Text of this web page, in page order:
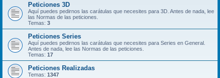
Peticiones 3D
Aquí puedes pedirnos las carátulas que necesites para 3D. Antes de nada, lee
las Normas de las peticiones.
Temas: 3
Peticiones Series
Aquí puedes pedirnos las carátulas que necesites para Series en General.
Antes de nada, lee las Normas de las peticiones.
Temas: 17
Peticiones Realizadas
Temas: 1347